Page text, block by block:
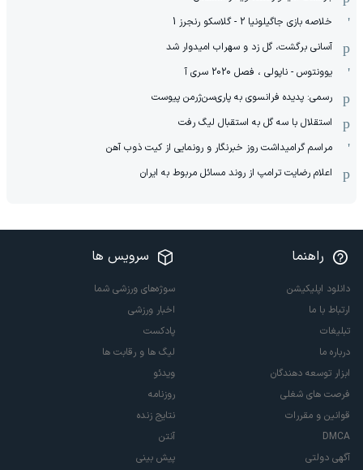
خلاصه بازی جاگیلونیا 2 - گلاسکو رنجرز 1
آسانی برگشت، گل زد و سهراب امیدوار شد
یوونتوس - ناپولی ، فصل 2020 سری آ
رسمی: پدیده فرانسوی به پاری‌سن‌ژرمن پیوست
استقلال با سه گل به استقبال لیگ رفت
مراسم گرامیداشت روز خبرنگار و رونمایی از کیت ذوب آهن
اعلام رضایت ترامپ از روند مسائل مربوط به ایران
راهنما
دانلود اپلیکیشن
ارتباط با ما
تبلیغات
درباره ما
ابزار توسعه دهندگان
فرصت های شغلی
قوانین و مقررات
DMCA
آگهی دولتی
سرویس ها
سوژه‌های ورزشی شما
اخبار ورزشی
پادکست
لیگ ها و رقابت ها
ویدئو
روزنامه
نتایج زنده
آنتن
پیش بینی